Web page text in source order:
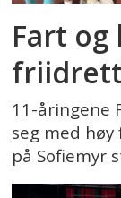
Fart og
11-åringene
seg med
på Sofiemyr